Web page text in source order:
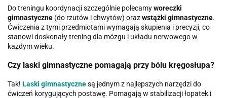
Do treningu koordynacji szczególnie polecamyworeczki
gimnastyczne (do rzutów i chwytów) orazwstążki gimnastyczne.
Ćwiczenia z tymi przedmiotami wymagają skupienia i precyzji, co
stanowi doskonały trening dla mózgu i układu nerwowego w
każdym wieku.
Czy laski gimnastyczne pomagają przy bólu kręgosłupa?
Tak! Laski gimnastycznesą jednym z najlepszych narzędzi do
ćwiczeń korygujących postawę. Pomagają w stabilizacji łopatek i